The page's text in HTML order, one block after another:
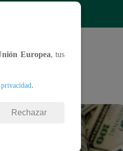
Europea, tus
.
Rechazar